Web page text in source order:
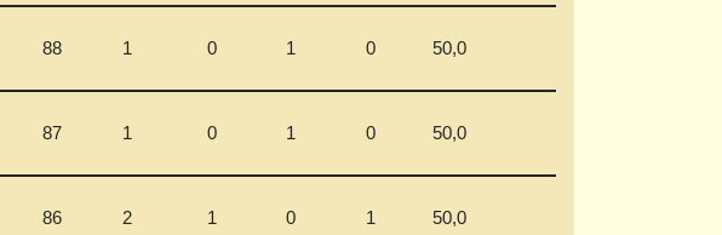
88 1 0 1 0 50,0
87 1 0 1 0 50,0
86 2 1 0 1 50,0